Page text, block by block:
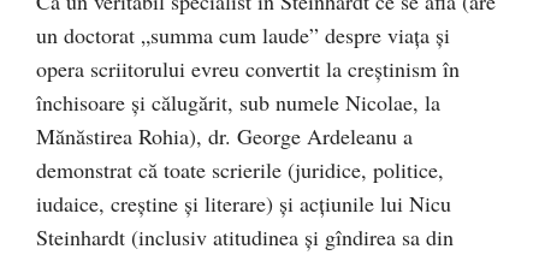
un doctorat „summa cum laude” despre viaţa şi
opera scriitorului evreu convertit la creştinism în
închisoare şi călugărit, sub numele Nicolae, la
Mănăstirea Rohia), dr. George Ardeleanu a
demonstrat că toate scrierile (juridice, politice,
iudaice, creştine şi literare) şi acţiunile lui Nicu
Steinhardt (inclusiv atitudinea şi gîndirea sa din